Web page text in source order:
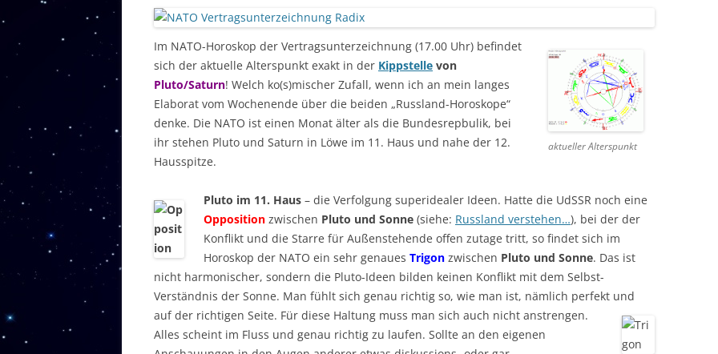
aktueller Alterspunkt
Im NATO-Horoskop der Vertragsunterzeichnung (17.00 Uhr) befindet
sich der aktuelle Alterspunkt exakt in der Kippstelle von
Pluto/Saturn! Welch ko(s)mischer Zufall, wenn ich an mein langes
Elaborat vom Wochenende über die beiden „Russland-Horoskope“
denke. Die NATO ist einen Monat älter als die Bundesrepbulik, bei
ihr stehen Pluto und Saturn in Löwe im 11. Haus und nahe der 12.
Hausspitze.
Pluto im 11. Haus – die Verfolgung superidealer Ideen. Hatte die UdSSR noch eine
Opposition zwischen Pluto und Sonne (siehe: Russland verstehen…), bei der der
Konflikt und die Starre für Außenstehende offen zutage tritt, so findet sich im
Horoskop der NATO ein sehr genaues Trigon zwischen Pluto und Sonne. Das ist
nicht harmonischer, sondern die Pluto-Ideen bilden keinen Konflikt mit dem Selbst-
Verständnis der Sonne. Man fühlt sich genau richtig so, wie man ist, nämlich perfekt und
auf der richtigen Seite. Für diese Haltung muss man sich auch nicht anstrengen.
Alles scheint im Fluss und genau richtig zu laufen. Sollte an den eigenen